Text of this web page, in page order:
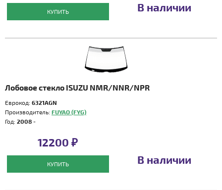
КУПИТЬ В наличии
Лобовое стекло ISUZU NMR/NNR/NPR
Еврокод: 6321AGN
Производитель: FUYAO (FYG)
Год: 2008 -
12200 ₽
КУПИТЬ В наличии